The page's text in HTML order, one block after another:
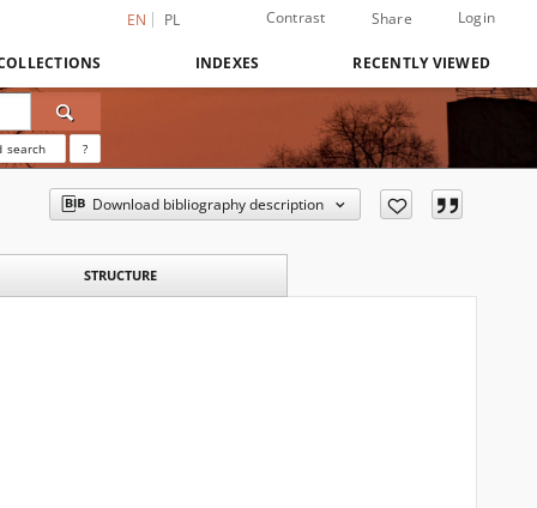
EN PL Contrast Share Login
INDEXES RECENTLY VIEWED
search ?
Download bibliography description
STRUCTURE